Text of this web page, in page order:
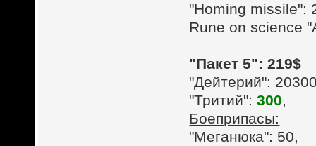
"Homing missile":
Rune on science
"Пакет 5": 219$
"Дейтерий":
"Тритий":300,
Боеприпасы:
"Меганюка": 50,